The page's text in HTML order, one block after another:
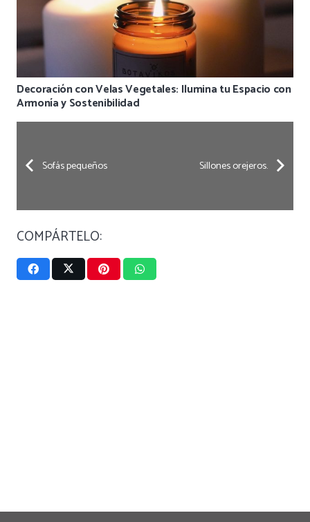
Decoración con Velas Vegetales: Ilumina tu Espacio con
Armonía y Sostenibilidad
Sofás pequeños Sillones orejeros.
COMPÁRTELO: